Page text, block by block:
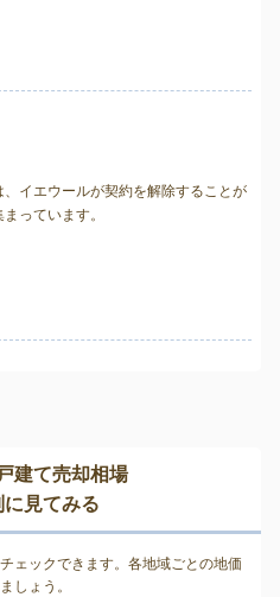
イエウールが契約を解除することが
まっています。
建て売却相場
に見てみる
ェックできます。各地域ごとの地価
しょう。